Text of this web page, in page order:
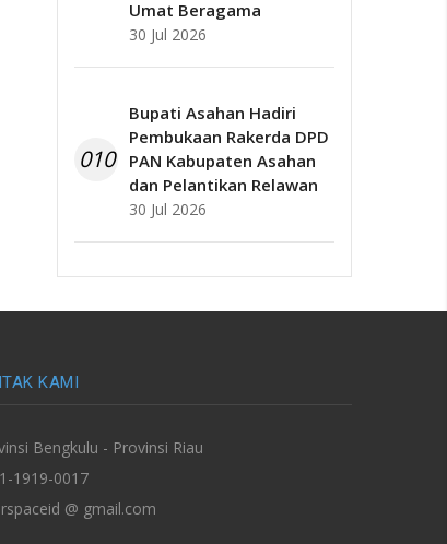
Umat Beragama
30 Jul 2026
010
Bupati Asahan Hadiri
Pembukaan Rakerda DPD
PAN Kabupaten Asahan
dan Pelantikan Relawan
30 Jul 2026
KAMI
Bengkulu - Provinsi Riau
1919-0017
@ gmail.com